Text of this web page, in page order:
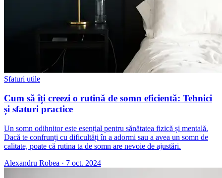
Sfaturi utile
Cum să îți creezi o rutină de somn eficientă: Tehnici
și sfaturi practice
Un somn odihnitor este esențial pentru sănătatea fizică și mentală.
Dacă te confrunți cu dificultăți în a adormi sau a avea un somn de
calitate, poate că rutina ta de somn are nevoie de ajustări.
Alexandru Robea · 7 oct. 2024